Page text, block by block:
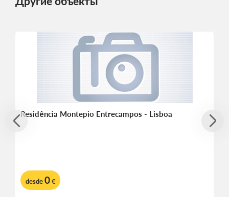
Residência Montepio Entrecampos - Lisboa
desde0€